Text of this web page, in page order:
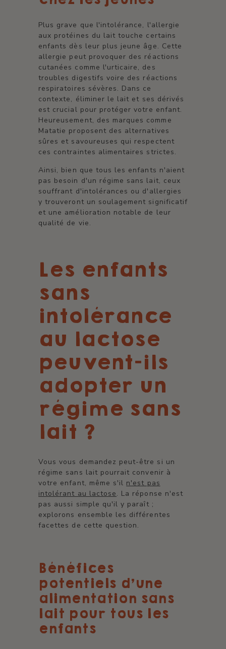
Plus grave que l'intolérance, l'allergie
aux protéines du lait touche certains
enfants dès leur plus jeune âge. Cette
allergie peut provoquer des réactions
cutanées comme l'urticaire, des
troubles digestifs voire des réactions
respiratoires sévères. Dans ce
contexte, éliminer le lait et ses dérivés
est crucial pour protéger votre enfant.
Heureusement, des marques comme
Matatie proposent des alternatives
sûres et savoureuses qui respectent
ces contraintes alimentaires strictes.
Ainsi, bien que tous les enfants n'aient
pas besoin d'un régime sans lait, ceux
souffrant d'intolérances ou d'allergies
y trouveront un soulagement significatif
et une amélioration notable de leur
qualité de vie.
Les enfants
sans
intolérance
au lactose
peuvent-ils
adopter un
régime sans
lait ?
Vous vous demandez peut-être si un
régime sans lait pourrait convenir à
votre enfant, même s'il n'est pas
intolérant au lactose. La réponse n'est
pas aussi simple qu'il y paraît ;
explorons ensemble les différentes
facettes de cette question.
Bénéfices
potentiels d'une
alimentation sans
lait pour tous les
enfants